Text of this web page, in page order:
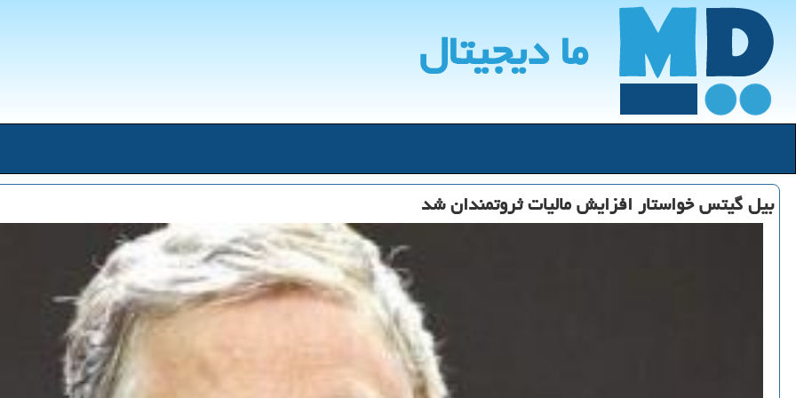
ما دیجیتال
بیل گیتس خواستار افزایش مالیات ثروتمندان شد